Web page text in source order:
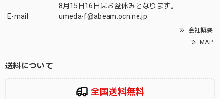
8月15日16日はお盆休みとなります。
E-mail
umeda-f@abeam.ocn.ne.jp
会社概要
MAP
送料について
全国送料無料